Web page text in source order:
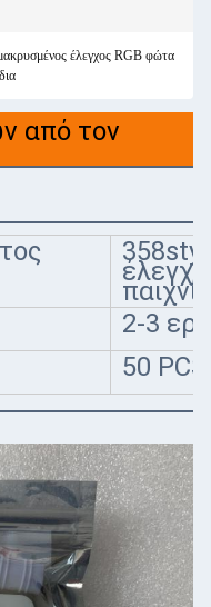
έλεγχος RGB φώτα
από τον
2-3
50 PCS